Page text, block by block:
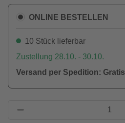
ONLINE BESTELLEN
10 Stück lieferbar
Zustellung 28.10. - 30.10.
Versand per Spedition: Gratis